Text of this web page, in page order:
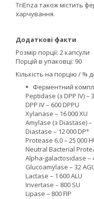
TriEnza також містить
харчування.
Додаткові факти
Розмір порції: 2 капсули
Порцій в упаковці: 90
Кількість на порцію / %
Ферментний
Peptidase (з DPP IV) –
DPP IV – 600 DPPU
Xylanase – 16 000 XU
Amylase (з Diastase) –
Diastase – 12 000 DP°
Protease 6.0 – 25 000
Neutral Bacterial
Alpha‑galactosidase –
Glucoamylase – 32
Lactase – 1 600 ALU
Invertase – 800 SU
Lipase – 800 FIP